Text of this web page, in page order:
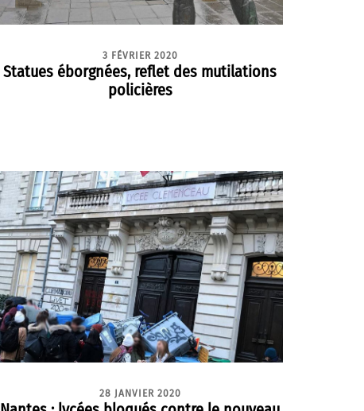
3 FÉVRIER 2020
Statues éborgnées, reflet des mutilations
policières
28 JANVIER 2020